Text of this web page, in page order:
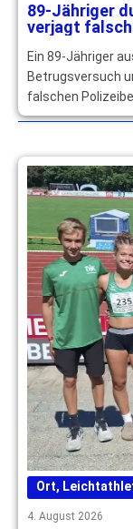
89-Jähriger
verjagt
Ein 89-Jähriger
Betrugsversuch
falschen
Ort,
4. August 2026